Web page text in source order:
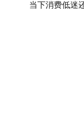
当下消费低迷还